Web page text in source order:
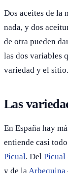
Dos aceites de la
nada, y dos
de otra pueden
las dos variables
variedad y el sitio.
Las
En España hay
entiende casi
Picual. Del Picual
y de laArbequina